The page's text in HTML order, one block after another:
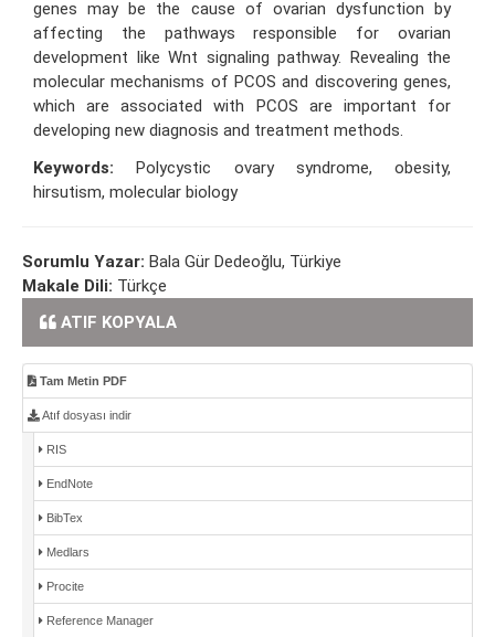
genes may be the cause of ovarian dysfunction by
affecting the pathways responsible for ovarian
development like Wnt signaling pathway. Revealing the
molecular mechanisms of PCOS and discovering genes,
which are associated with PCOS are important for
developing new diagnosis and treatment methods.
Keywords: Polycystic ovary syndrome, obesity,
hirsutism, molecular biology
Sorumlu Yazar: Bala Gür Dedeoğlu, Türkiye
Makale Dili: Türkçe
ATIF KOPYALA
Tam Metin PDF
Atıf dosyası indir
RIS
EndNote
BibTex
Medlars
Procite
Reference Manager